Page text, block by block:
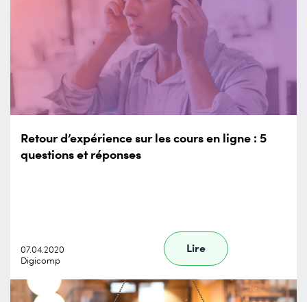
Retour d’expérience sur les cours en ligne : 5
questions et réponses
07.04.2020
Digicomp
Lire